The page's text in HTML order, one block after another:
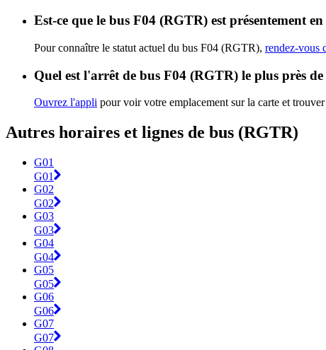
Est-ce que le bus F04 (RGTR) est présentement en
Pour connaître le statut actuel du bus F04 (RGTR), rendez-vous
Quel est l'arrêt de bus F04 (RGTR) le plus près
Ouvrez l'appli pour voir votre emplacement sur la carte et
Autres horaires et lignes de bus (RGTR)
G01
G01
G02
G02
G03
G03
G04
G04
G05
G05
G06
G06
G07
G07